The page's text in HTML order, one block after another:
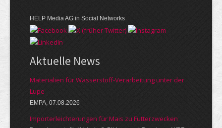
HELP Media AG in Social Networks
Aktuelle News
Materialien für Wasserstoff-Verarbeitung unter der
Lupe
EMPA, 07.08.2026
Importerleichterungen für Mais zu Futterzwecken